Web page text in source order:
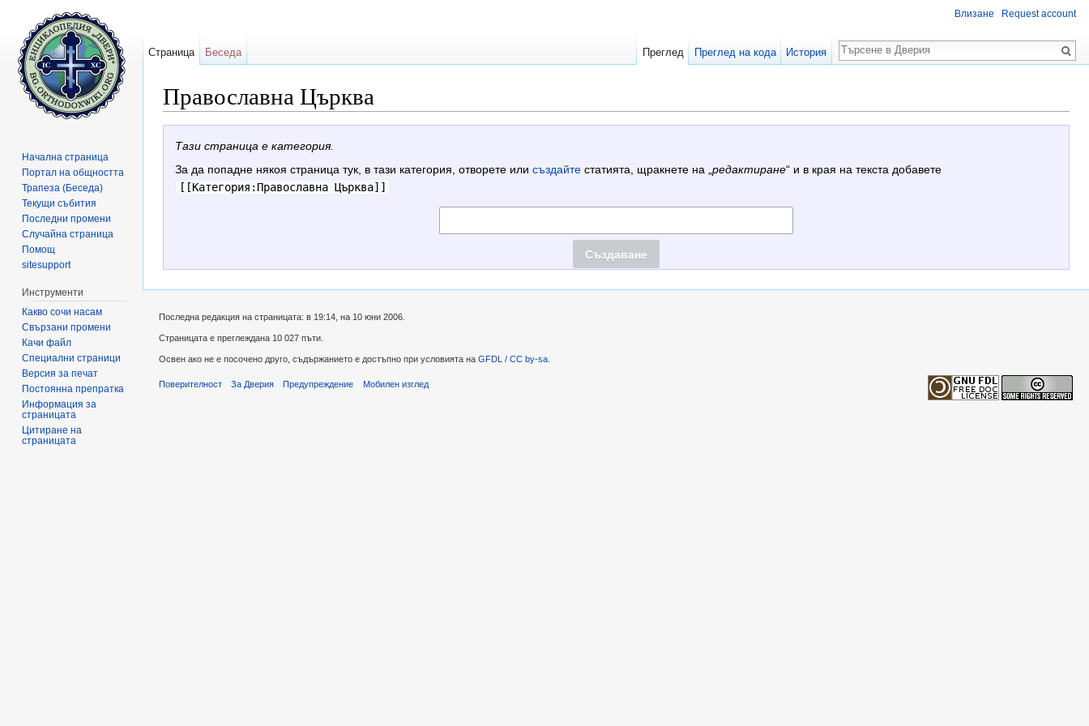
Православна Църква
Тази страница е категория.
За да попадне някоя страница тук, в тази категория, отворете или създайтестатията, щракнете на „ редактиране“ и в края на текста добавете
[[Категория:Православна Църква]]
Влизане Request account
Страница Беседа Преглед Преглед на кода История
Търсене
Начална страница
Портал на общността
Трапеза (Беседа)
Текущи събития
Последни промени
Случайна страница
Помощ
sitesupport
Инструменти
Какво сочи насам
Свързани промени
Качи файл
Специални страници
Версия за печат
Постоянна препратка
Информация за
страницата
Цитиране на
страницата
Последна редакция на страницата: в 19:14, на 10 юни 2006.
Страницата е преглеждана 10 027 пъти.
Освен ако не е посочено друго, съдържанието е достъпно при условията на GFDL / CC by-sa.
Поверителност За Дверия Предупреждение Мобилен изглед